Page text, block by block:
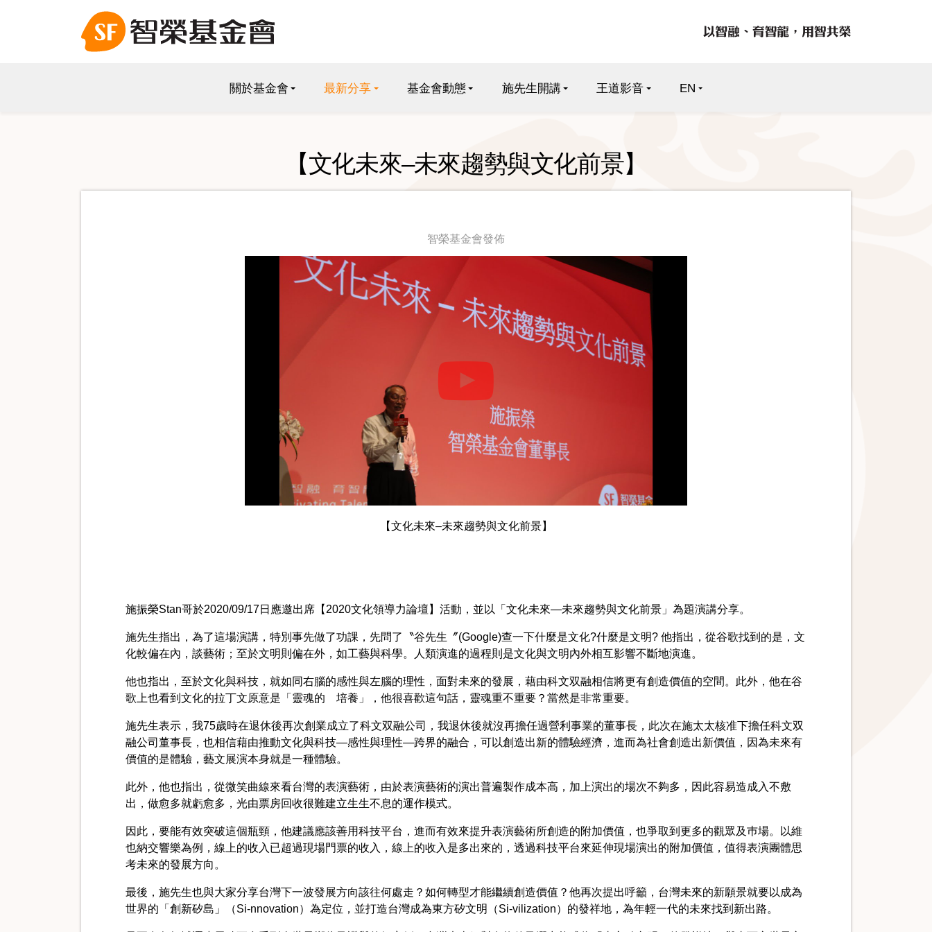
關於基金會 最新分享 基金會動態 施先生開講 王道影音 EN
【文化未來–未來趨勢與文化前景】
智榮基金會發佈
【文化未來–未來趨勢與文化前景】
施振榮Stan哥於2020/09/17日應邀出席【2020文化領導力論壇】活動，並以「文化未來—未來趨勢與文化前景」為題演講分享。
施先生指出，為了這場演講，特別事先做了功課，先問了〝谷先生〞(Google)查一下什麼是文化?什麼是文明? 他指出，從谷歌找到的是，文
化較偏在內，談藝術；至於文明則偏在外，如工藝與科學。人類演進的過程則是文化與文明內外相互影響不斷地演進。
他也指出，至於文化與科技，就如同右腦的感性與左腦的理性，面對未來的發展，藉由科文双融相信將更有創造價值的空間。此外，他在谷
歌上也看到文化的拉丁文原意是「靈魂的 培養」，他很喜歡這句話，靈魂重不重要？當然是非常重要。
施先生表示，我75歲時在退休後再次創業成立了科文双融公司，我退休後就沒再擔任過營利事業的董事長，此次在施太太核准下擔任科文双
融公司董事長，也相信藉由推動文化與科技—感性與理性—跨界的融合，可以創造出新的體驗經濟，進而為社會創造出新價值，因為未來有
價值的是體驗，藝文展演本身就是一種體驗。
此外，他也指出，從微笑曲線來看台灣的表演藝術，由於表演藝術的演出普遍製作成本高，加上演出的場次不夠多，因此容易造成入不敷
出，做愈多就虧愈多，光由票房回收很難建立生生不息的運作模式。
因此，要能有效突破這個瓶頸，他建議應該善用科技平台，進而有效來提升表演藝術所創造的附加價值，也爭取到更多的觀眾及巿場。以維
也納交響樂為例，線上的收入已超過現場門票的收入，線上的收入是多出來的，透過科技平台來延伸現場演出的附加價值，值得表演團體思
考未來的發展方向。
最後，施先生也與大家分享台灣下一波發展方向該往何處走？如何轉型才能繼續創造價值？他再次提出呼籲，台灣未來的新願景就要以成為
世界的「創新矽島」（Si-nnovation）為定位，並打造台灣成為東方矽文明（Si-vilization）的發祥地，為年輕一代的未來找到新出路。